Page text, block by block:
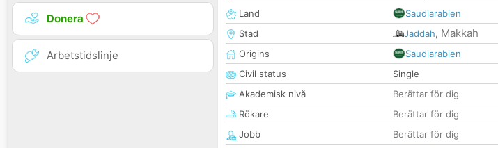
Donera
Arbetstidslinje
Land
Saudiarabien
Stad
Jaddah, Makkah
Origins
Saudiarabien
Civil status
Single
Akademisk nivå
Berättar för dig
Rökare
Berättar för dig
Jobb
Berättar för dig